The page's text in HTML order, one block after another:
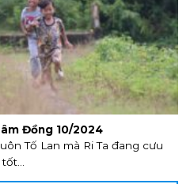
Đồng 10/2024
Tố Lan mà Ri Ta đang cưu